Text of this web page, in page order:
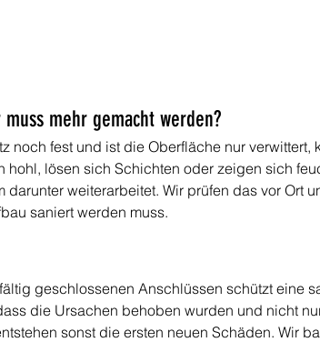
mehr gemacht werden?
noch fest und ist die Oberfläche nur verwittert,
lösen sich Schichten oder zeigen sich
weiterarbeitet. Wir prüfen das vor Ort
saniert werden muss.
geschlossenen Anschlüssen schützt eine
die Ursachen behoben wurden und nicht
sonst die ersten neuen Schäden. Wir